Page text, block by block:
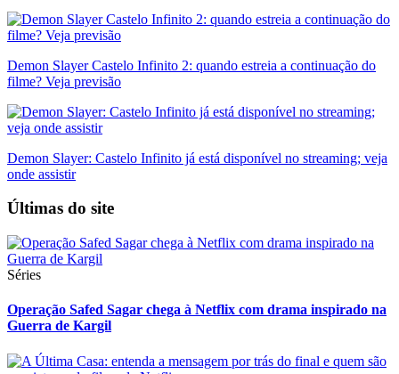
Demon Slayer Castelo Infinito 2: quando estreia a continuação do
filme? Veja previsão
Demon Slayer: Castelo Infinito já está disponível no streaming; veja
onde assistir
Últimas do site
Séries
Operação Safed Sagar chega à Netflix com drama inspirado na
Guerra de Kargil